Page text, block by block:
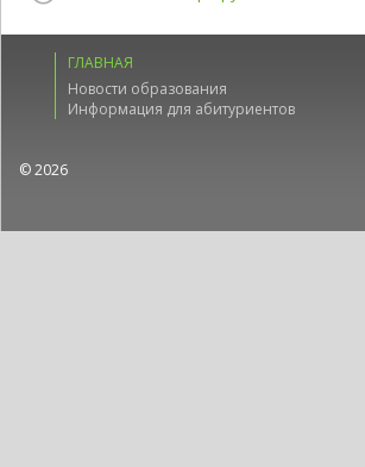
ГЛАВНАЯ
Новости образования
Информация для абитуриентов
© 2026